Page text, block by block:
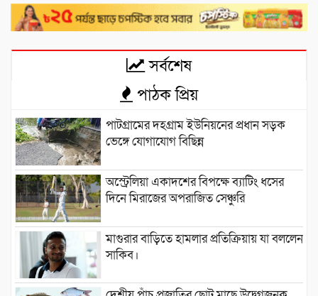
সর্বশেষ
পাঠক প্রিয়
পাটগ্রামের দহগ্রাম ইউনিয়নের প্রধান সড়ক
ভেঙ্গে যোগাযোগ বিছিন্ন
অস্ট্রেলিয়া একাদশের বিপক্ষে ব্যাটিং ধসের
দিনে মিরাজের অপরাজিত সেঞ্চুরি
মাগুরার বাড়িতে হামলার প্রতিক্রিয়ায় যা বললেন
সাকিব।